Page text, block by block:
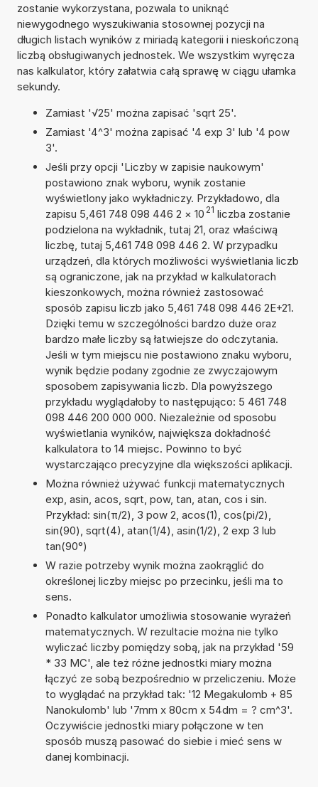
zostanie wykorzystana, pozwala to uniknąć
niewygodnego wyszukiwania stosownej pozycji na
długich listach wyników z miriadą kategorii i nieskończoną
liczbą obsługiwanych jednostek. We wszystkim wyręcza
nas kalkulator, który załatwia całą sprawę w ciągu ułamka
sekundy.
Zamiast '√25' można zapisać 'sqrt 25'.
Zamiast '4^3' można zapisać '4 exp 3' lub '4 pow
3'.
Jeśli przy opcji 'Liczby w zapisie naukowym'
postawiono znak wyboru, wynik zostanie
wyświetlony jako wykładniczy. Przykładowo, dla
zapisu 5,461 748 098 446 2 × 10 21 liczba zostanie
podzielona na wykładnik, tutaj 21, oraz właściwą
liczbę, tutaj 5,461 748 098 446 2. W przypadku
urządzeń, dla których możliwości wyświetlania liczb
są ograniczone, jak na przykład w kalkulatorach
kieszonkowych, można również zastosować
sposób zapisu liczb jako 5,461 748 098 446 2E+21.
Dzięki temu w szczególności bardzo duże oraz
bardzo małe liczby są łatwiejsze do odczytania.
Jeśli w tym miejscu nie postawiono znaku wyboru,
wynik będzie podany zgodnie ze zwyczajowym
sposobem zapisywania liczb. Dla powyższego
przykładu wyglądałoby to następująco: 5 461 748
098 446 200 000 000. Niezależnie od sposobu
wyświetlania wyników, największa dokładność
kalkulatora to 14 miejsc. Powinno to być
wystarczająco precyzyjne dla większości aplikacji.
Można również używać funkcji matematycznych
exp, asin, acos, sqrt, pow, tan, atan, cos i sin.
Przykład: sin(π/2), 3 pow 2, acos(1), cos(pi/2),
sin(90), sqrt(4), atan(1/4), asin(1/2), 2 exp 3 lub
tan(90°)
W razie potrzeby wynik można zaokrąglić do
określonej liczby miejsc po przecinku, jeśli ma to
sens.
Ponadto kalkulator umożliwia stosowanie wyrażeń
matematycznych. W rezultacie można nie tylko
wyliczać liczby pomiędzy sobą, jak na przykład '59
* 33 MC', ale też różne jednostki miary można
łączyć ze sobą bezpośrednio w przeliczeniu. Może
to wyglądać na przykład tak: '12 Megakulomb + 85
Nanokulomb' lub '7mm x 80cm x 54dm = ? cm^3'.
Oczywiście jednostki miary połączone w ten
sposób muszą pasować do siebie i mieć sens w
danej kombinacji.